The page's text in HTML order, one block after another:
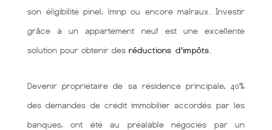
son éligibilité pinel, lmnp ou encore malraux. Investir
grâce à un appartement neuf est une excellente
solution pour obtenir des réductions d'impôts
Devenir propriétaire de sa résidence principale, 40%
des demandes de crédit immobilier accordés par les
banques, ont été au préalable négociés par un